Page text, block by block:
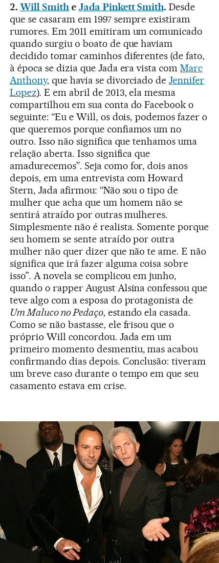
2. Will Smithe Jada Pinkett Smith. Desde
que se casaram em 1997 sempre existiram
rumores. Em 2011 emitiram um comunicado
quando surgiu o boato de que haviam
decidido tomar caminhos diferentes (de fato,
à época se dizia que Jada era vista comMarc
Anthony, que havia se divorciado deJennifer
Lopez). E em abril de 2013, ela mesma
compartilhou em sua conta do Facebook o
seguinte: “Eu e Will, os dois, podemos fazer o
que queremos porque confiamos um no
outro. Isso não significa que tenhamos uma
relação aberta. Isso significa que
amadurecemos”. Seja como for, dois anos
depois, em uma entrevista com Howard
Stern, Jada afirmou: “Não sou o tipo de
mulher que acha que um homem não se
sentirá atraído por outras mulheres.
Simplesmente não é realista. Somente porque
seu homem se sente atraído por outra
mulher não quer dizer que não te ame. E não
significa que irá fazer alguma coisa sobre
isso”. A novela se complicou em junho,
quando o rapper August Alsina confessou que
teve algo com a esposa do protagonista de
Um Maluco no Pedaço, estando ela casada.
Como se não bastasse, ele frisou que o
próprio Will concordou. Jada em um
primeiro momento desmentiu, mas acabou
confirmando dias depois. Conclusão: tiveram
um breve caso durante o tempo em que seu
casamento estava em crise.